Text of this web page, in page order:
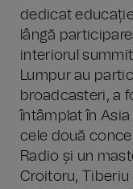
dedicat
lângă
interiorul
Lumpur au
broadcasteri, a
întâmplat în
cele două
Radio și un
Croitoru, Tiberiu